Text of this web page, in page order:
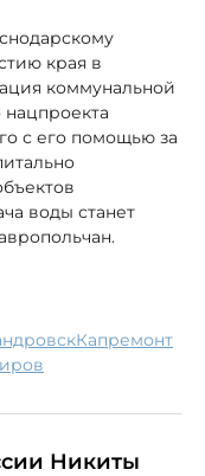
края в
коммунальной
с его помощью за
воды станет
капремонт
Никиты